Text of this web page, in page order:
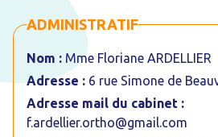
ADMINISTRATIF
Nom : Mme Floriane ARDELLIER
Adresse : 6 rue Simone de
Adresse mail du cabinet :
f.ardellier.ortho@gmail.com